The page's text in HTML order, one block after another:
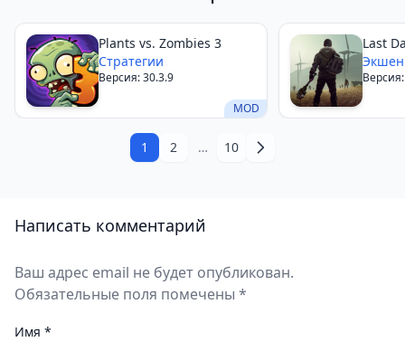
MOD
Plants vs. Zombies 3
Стратегии
Версия: 30.3.9
Last
1 2 … 10
Написать комментарий
Ваш адрес email не будет опубликован.
Обязательные поля помечены *
Имя *